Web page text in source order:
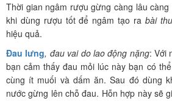
Thời gian ngâm rượu gừng càng lâu
khi dùng rượu tốt để ngâm tạo ra bài
hiệu quả.
Đau lưng, đau vai do lao động nặng: Với
bạn cảm thấy đau mỏi lúc này bạn có
cùng ít muối và dấm ăn. Sau đó dùng
nước gừng lên chỗ đau. Hỗn hợp này sẽ